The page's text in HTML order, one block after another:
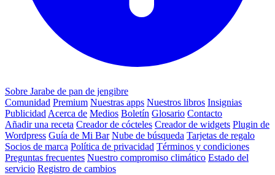
Sobre Jarabe de pan de jengibre
Comunidad Premium Nuestras apps Nuestros libros Insignias
Publicidad Acerca de Medios Boletín Glosario Contacto
Añadir una receta Creador de cócteles Creador de widgets Plugin de
Wordpress Guía de Mi Bar Nube de búsqueda Tarjetas de regalo
Socios de marca Política de privacidad Términos y condiciones
Preguntas frecuentes Nuestro compromiso climático Estado del
servicio Registro de cambios